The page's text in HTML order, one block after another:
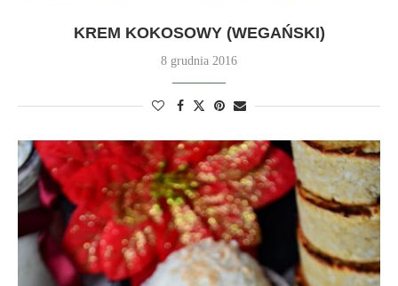
KREM KOKOSOWY (WEGAŃSKI)
8 grudnia 2016